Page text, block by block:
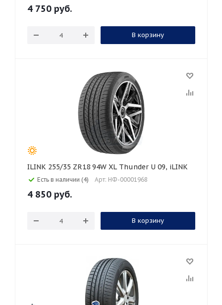
4 750 руб.
В корзину
ILINK 255/35 ZR18 94W XL Thunder U 09, iLINK
Есть в наличии (4) Арт: НФ-00001968
4 850 руб.
В корзину